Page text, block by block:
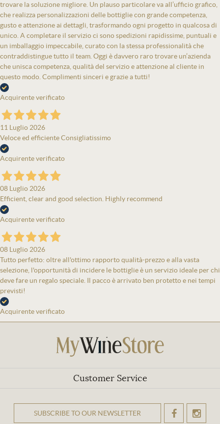
trovare la soluzione migliore. Un plauso particolare va all’ufficio grafico,
che realizza personalizzazioni delle bottiglie con grande competenza,
gusto e attenzione ai dettagli, trasformando ogni progetto in qualcosa di
unico. A completare il servizio ci sono spedizioni rapidissime, puntuali e
un imballaggio impeccabile, curato con la stessa professionalità che
contraddistingue tutto il team. Oggi è davvero raro trovare un’azienda
che unisca competenza, qualità del servizio e attenzione al cliente in
questo modo. Complimenti sinceri e grazie a tutti!
Acquirente verificato
11 Luglio 2026
Veloce ed efficiente Consigliatissimo
Acquirente verificato
08 Luglio 2026
Efficient, clear and good selection. Highly recommend
Acquirente verificato
08 Luglio 2026
Tutto perfetto: oltre all'ottimo rapporto qualità-prezzo e alla vasta
selezione, l'opportunità di incidere le bottiglie è un servizio ideale per chi
deve fare un regalo speciale. Il pacco è arrivato ben protetto e nei tempi
previsti!
Acquirente verificato
Customer Service
SUBSCRIBE TO OUR NEWSLETTER